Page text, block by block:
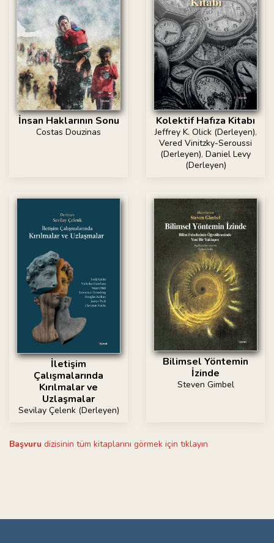
İnsan Haklarının Sonu
Costas Douzinas
Kolektif Hafıza Kitabı
Jeffrey K. Olick (Derleyen),
Vered Vinitzky-Seroussi
(Derleyen), Daniel Levy
(Derleyen)
İletişim
Çalışmalarında
Kırılmalar ve
Uzlaşmalar
Sevilay Çelenk (Derleyen)
Bilimsel Yöntemin
İzinde
Steven Gimbel
Başvuru dizisinin tüm kitaplarını görmek için tıklayın